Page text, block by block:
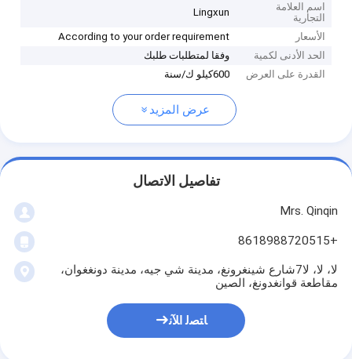
اسم العلامة
التجارية
Lingxun
الأسعار
According to your order requirement
الحد الأدنى لكمية
وفقا لمتطلبات طلبك
القدرة على العرض
600كيلو ك/سنة
عرض المزيد
تفاصيل الاتصال
Mrs. Qinqin
+8618988720515
لا، لا، لا7شارع شينغرونغ، مدينة شي جيه، مدينة دونغغوان،
مقاطعة قوانغدونغ، الصين
ﺎﺘﺼﻟ ﺍﻶﻧ